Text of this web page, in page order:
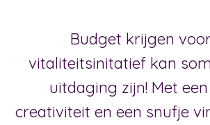
Budget krijgen
vitaliteitsinitatief kan
uitdaging zijn! Met
creativiteit en een snufje